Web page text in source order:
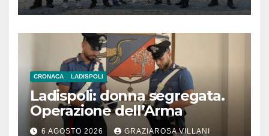
CRONACA LADISPOLI
Ladispoli: donna segregata.
Operazione dell’Arma
6 AGOSTO 2026 GRAZIAROSA VILLANI